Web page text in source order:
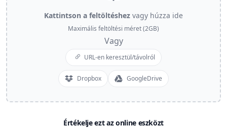
Kattintson a feltöltéshez vagy húzza ide
Maximális feltöltési méret (2GB)
Vagy
URL-en keresztül/távolról
Dropbox GoogleDrive
Értékelje ezt az online eszközt